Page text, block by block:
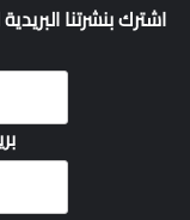
اشترك بنشرتنا